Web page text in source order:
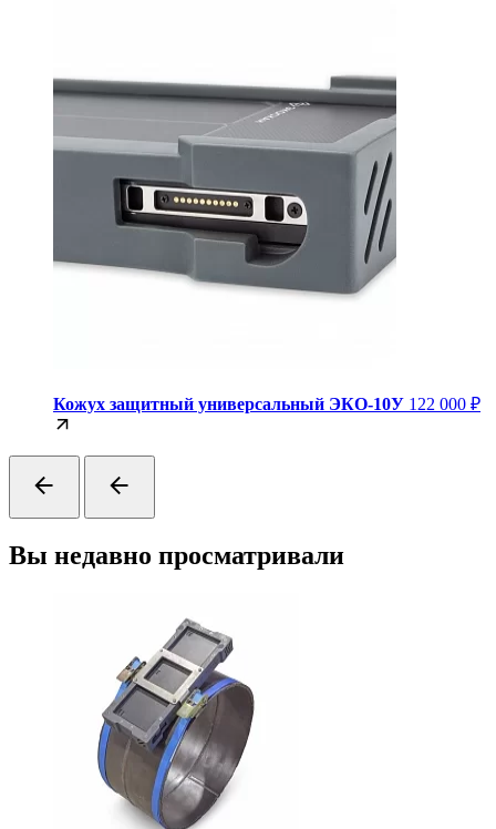
Кожух защитный универсальный ЭКО-10У 122 000 ₽
Вы недавно просматривали